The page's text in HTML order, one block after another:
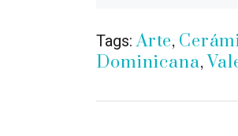
Tags: Arte,
Dominicana,